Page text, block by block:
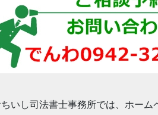
いし司法書士事務所では、ホー